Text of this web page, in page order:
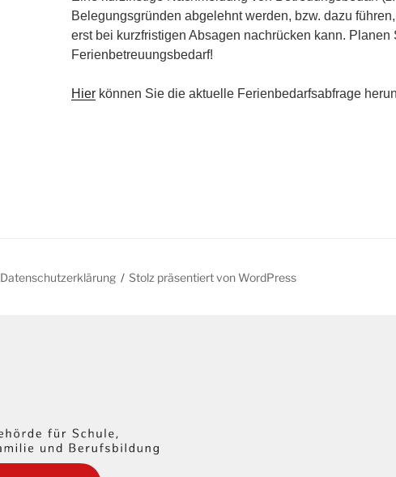
Belegungsgründen abgelehnt werden, bzw. dazu
erst bei kurzfristigen Absagen nachrücken kann.
Ferienbetreuungsbedarf!
Hier können Sie die aktuelle Ferienbedarfsabfrage
Datenschutzerklärung Stolz präsentiert von WordPress